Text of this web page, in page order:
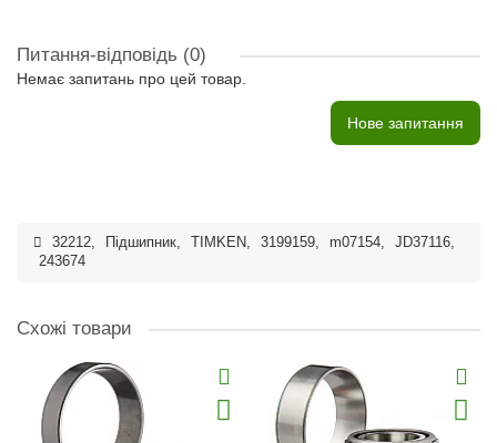
Питання-відповідь (0)
Немає запитань про цей товар.
Нове запитання
32212, Підшипник, TIMKEN, 3199159, m07154, JD37116,
243674
Схожі товари